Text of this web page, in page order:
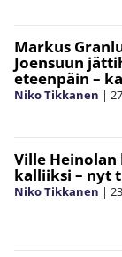
Markus
Joensuun
eteenpäin –
Niko Tikkanen |
Ville
kalliiksi – nyt
Niko Tikkanen |